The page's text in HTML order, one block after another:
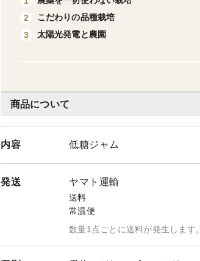
商品について
内容 低糖ジャム
発送 ヤマト運輸
送料
常温便
数量1点ごとに送料が発生します。
2
こだわりの品種栽培
3
太陽光発電と農園